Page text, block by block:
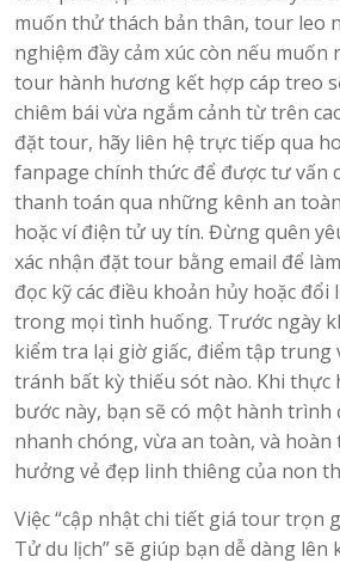
muốn thử thách bản thân, tour leo
nghiệm đầy cảm xúc còn nếu
tour hành hương kết hợp cáp treo
chiêm bái vừa ngắm cảnh từ trên
đặt tour, hãy liên hệ trực tiếp qua
fanpage chính thức để được tư vấn
thanh toán qua những kênh an
hoặc ví điện tử uy tín. Đừng quên
xác nhận đặt tour bằng email để
đọc kỹ các điều khoản hủy hoặc đổi
trong mọi tình huống. Trước ngày
kiểm tra lại giờ giấc, điểm tập trung
tránh bất kỳ thiếu sót nào. Khi thực
bước này, bạn sẽ có một hành trình
nhanh chóng, vừa an toàn, và hoàn
hưởng vẻ đẹp linh thiêng của non
Việc “cập nhật chi tiết giá tour trọn
Tử du lịch” sẽ giúp bạn dễ dàng lên